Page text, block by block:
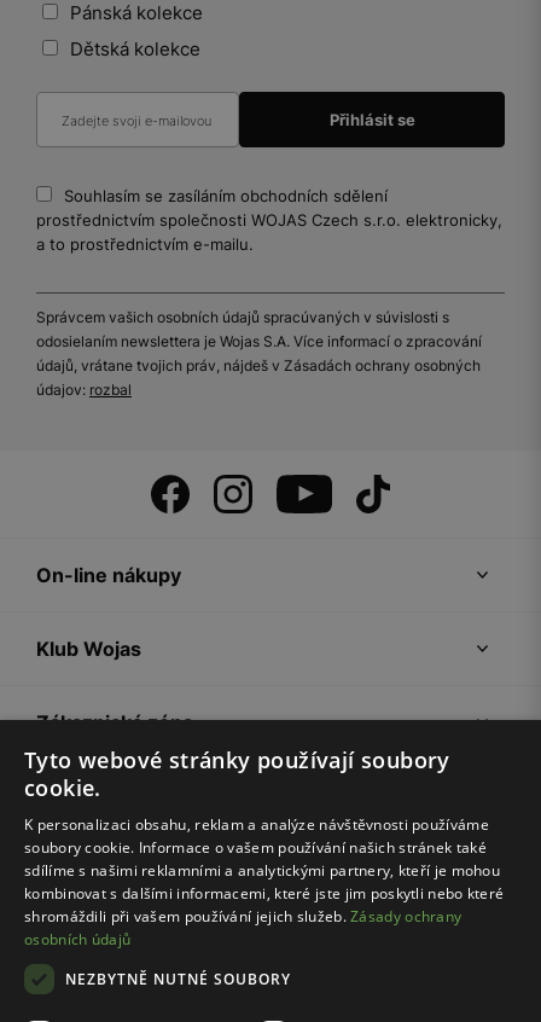
Pánská kolekce
Dětská kolekce
Souhlasím se zasíláním obchodních sdělení
prostřednictvím společnosti WOJAS Czech s.r.o. elektronicky,
a to prostřednictvím e-mailu.
Správcem vašich osobních údajů spracúvaných v súvislosti s
odosielaním newslettera je Wojas S.A. Více informací o zpracování
údajů, vrátane tvojich práv, nájdeš v Zásadách ochrany osobných
údajov: rozbal
On-line nákupy
Klub Wojas
Zákaznická zóna
Společnost Wojas
Rady
Tyto webové stránky používají soubory
cookie.
K personalizaci obsahu, reklam a analýze návštěvnosti používáme
soubory cookie. Informace o vašem používání našich stránek také
sdílíme s našimi reklamními a analytickými partnery, kteří je mohou
kombinovat s dalšími informacemi, které jste jim poskytli nebo které
shromáždili při vašem používání jejich služeb.Zásady ochrany
osobních údajů
NEZBYTNĚ NUTNÉ SOUBORY